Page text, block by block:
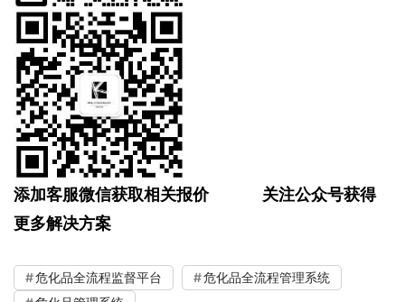
添加客服微信获取相关报价
关注公众号获得
更多解决方案
危化品全流程监督平台
危化品全流程管理系统